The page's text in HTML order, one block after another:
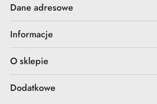
Dane adresowe
Informacje
O sklepie
Dodatkowe